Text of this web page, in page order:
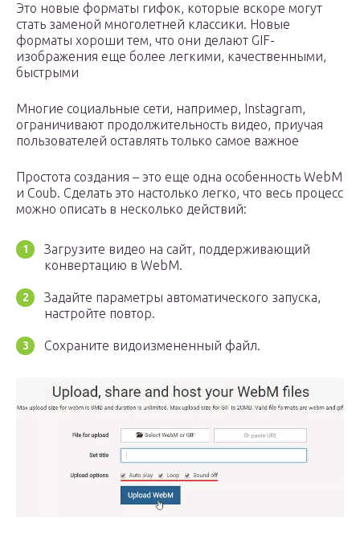
Это новые форматы гифок, которые вскоре могут
стать заменой многолетней классики. Новые
форматы хороши тем, что они делают GIF-
изображения еще более легкими, качественными,
быстрыми
Многие социальные сети, например, Instagram,
ограничивают продолжительность видео, приучая
пользователей оставлять только самое важное
Простота создания – это еще одна особенность WebM
и Coub. Сделать это настолько легко, что весь процесс
можно описать в несколько действий:
Загрузите видео на сайт, поддерживающий
конвертацию в WebM.
Задайте параметры автоматического запуска,
настройте повтор.
Сохраните видоизмененный файл.